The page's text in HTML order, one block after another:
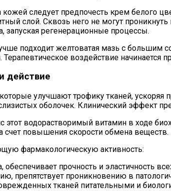
следует предпочесть крем белого
слой. Сквозь него не могут
регенерационные процессы.
подходит желтоватая мазь с большим
Терапевтическое воздействие
действие
которые улучшают трофику тканей,
оболочек. Клинический эффект
водорастворимый витамин в ходе
счет повышения скорости обмена веществ.
фармакологическую активность:
обеспечивает прочность и эластичность
препятствует проникновению в
тканей питательными и